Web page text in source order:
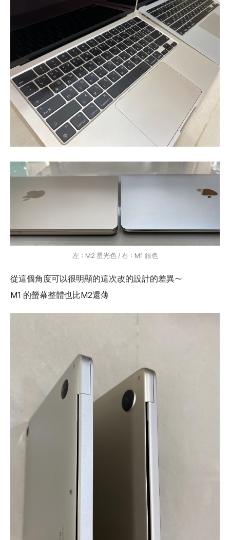
左：M2 星光色 / 右：M1 銀色
從這個角度可以很明顯的這次改的設計的差異～
M1 的螢幕整體也比M2還薄